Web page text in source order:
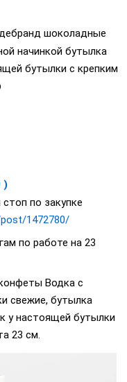
шоколадные
начинкой бутылка
бутылки с крепким
)
по закупке
1472780/
по работе на 23
Водка с
свежие, бутылка
у настоящей бутылки
23 см.